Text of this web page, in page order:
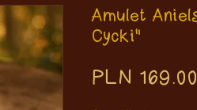
Amulet
Cycki"
PLN 169.00